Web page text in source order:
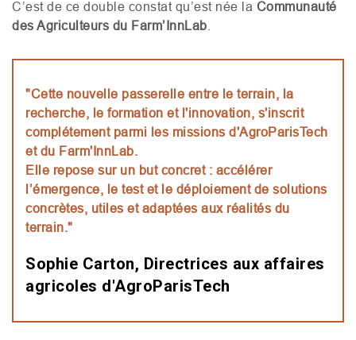
C’est de ce double constat qu’est née la Communauté
des Agriculteurs du Farm’InnLab
"Cette nouvelle passerelle entre le terrain, la
recherche, le formation et l'innovation, s'inscrit
complétement parmi les missions d'AgroParisTech
et du Farm'InnLab.
Elle repose sur un but concret : accélérer
l’émergence, le test et le déploiement de solutions
concrètes, utiles et adaptées aux réalités du
terrain."
Sophie Carton, Directrices aux affaires
agricoles d'AgroParisTech